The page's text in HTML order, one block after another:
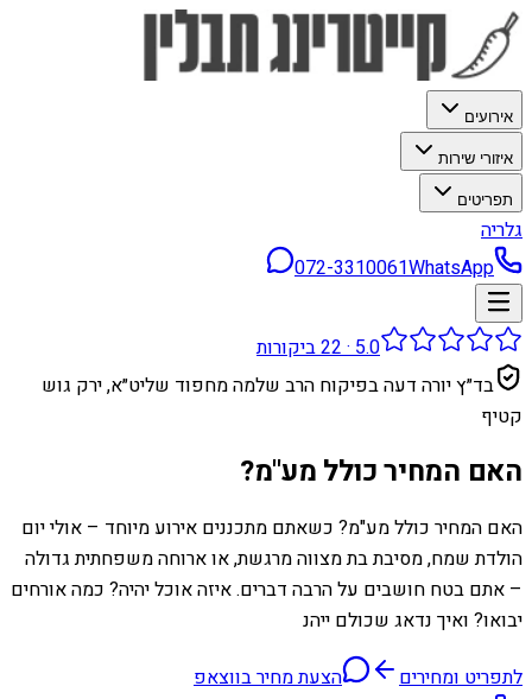
אירועים
איזורי שירות
תפריטים
גלריה
072-3310061WhatsApp
5.0
·
22ביקורות
בד״ץ יורה דעה בפיקוח הרב שלמה מחפוד שליט״א, ירק גוש
קטיף
האם המחיר כולל מע"מ?
האם המחיר כולל מע"מ? כשאתם מתכננים אירוע מיוחד – אולי יום
הולדת שמח, מסיבת בת מצווה מרגשת, או ארוחה משפחתית גדולה
– אתם בטח חושבים על הרבה דברים. איזה אוכל יהיה? כמה אורחים
יבואו? ואיך נדאג שכולם ייהנ
לתפריט ומחירים
הצעת מחיר בווצאפ